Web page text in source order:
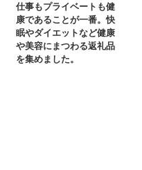
仕事もプライベートも健
康であることが一番。快
眠やダイエットなど健康
や美容にまつわる返礼品
を集めました。